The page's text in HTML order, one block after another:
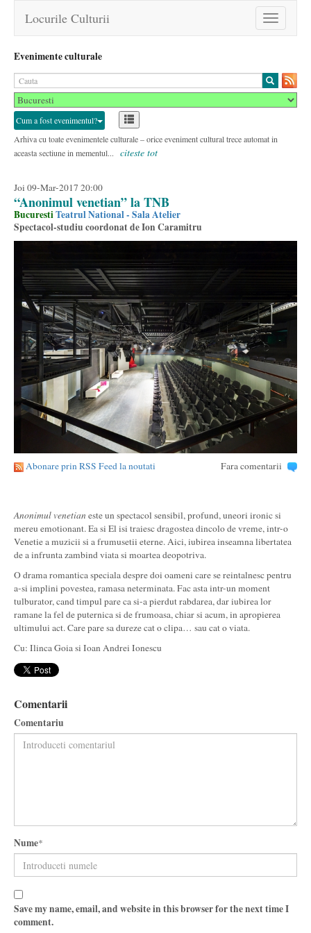
Toggle
navigation
Locurile Culturii
Evenimente culturale
Cum a fost evenimentul?
Arhiva cu toate evenimentele culturale – orice eveniment cultural trece automat in
aceasta sectiune in mementul...
citeste tot
Joi 09-Mar-2017 20:00
“Anonimul venetian” la TNB
BucurestiTeatrul National - Sala Atelier
Spectacol-studiu coordonat de Ion Caramitru
Abonare prin RSS Feed la noutati Fara comentarii
Anonimul venetian este un spectacol sensibil, profund, uneori ironic si
mereu emotionant. Ea si El isi traiesc dragostea dincolo de vreme, intr-o
Venetie a muzicii si a frumusetii eterne. Aici, iubirea inseamna libertatea
de a infrunta zambind viata si moartea deopotriva.
O drama romantica speciala despre doi oameni care se reintalnesc pentru
a-si implini povestea, ramasa neterminata. Fac asta intr-un moment
tulburator, cand timpul pare ca si-a pierdut rabdarea, dar iubirea lor
ramane la fel de puternica si de frumoasa, chiar si acum, in apropierea
ultimului act. Care pare sa dureze cat o clipa… sau cat o viata.
Cu: Ilinca Goia si Ioan Andrei Ionescu
Comentarii
Comentariu
Nume*
Save my name, email, and website in this browser for the next time I
comment.